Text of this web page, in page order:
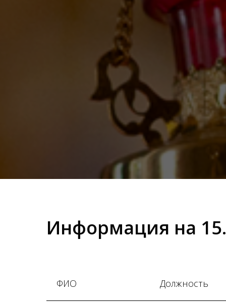
Информация на
ФИО Должность